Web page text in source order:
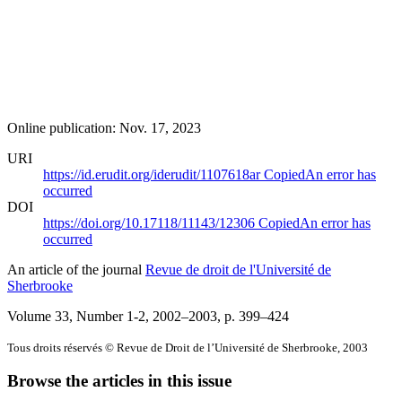
Online publication: Nov. 17, 2023
URI
https://id.erudit.org/iderudit/1107618arCopiedAn error has
occurred
DOI
https://doi.org/10.17118/11143/12306 CopiedAn error has
occurred
An article of the journal Revue de droit de l'Université de
Sherbrooke
Volume 33, Number 1-2, 2002–2003, p. 399–424
Tous droits réservés © Revue de Droit de l’Université de Sherbrooke, 2003
Browse the articles in this issue